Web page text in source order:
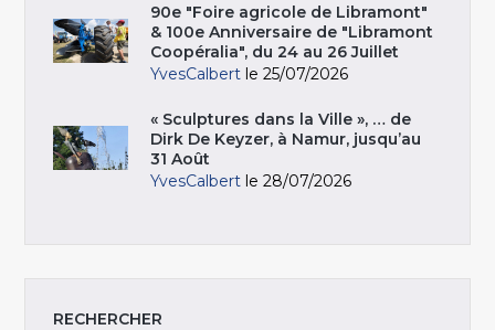
90e "Foire agricole de Libramont"
& 100e Anniversaire de "Libramont
Coopéralia", du 24 au 26 Juillet
YvesCalbert le 25/07/2026
« Sculptures dans la Ville », … de
Dirk De Keyzer, à Namur, jusqu’au
31 Août
YvesCalbert le 28/07/2026
RECHERCHER